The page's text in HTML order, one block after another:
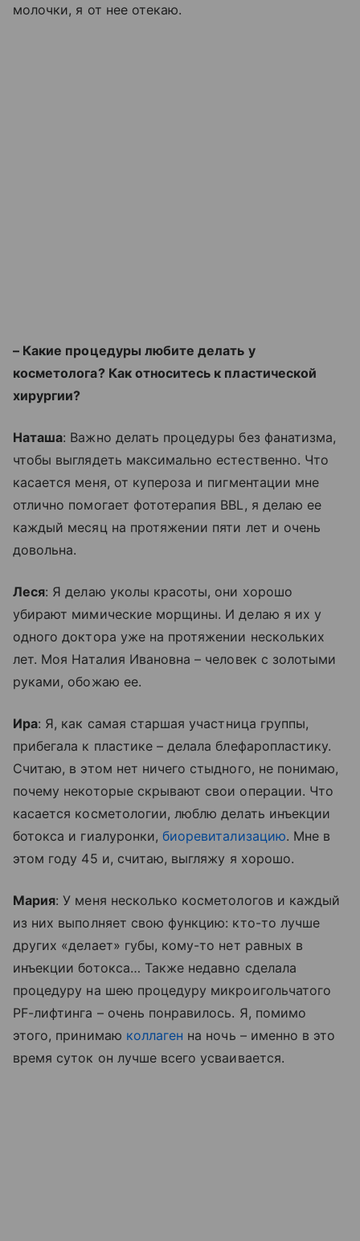
молочки, я от нее отекаю.
– Какие процедуры любите делать у
косметолога? Как относитесь к пластической
хирургии?
Наташа: Важно делать процедуры без фанатизма,
чтобы выглядеть максимально естественно. Что
касается меня, от купероза и пигментации мне
отлично помогает фототерапия BBL, я делаю ее
каждый месяц на протяжении пяти лет и очень
довольна.
Леся: Я делаю уколы красоты, они хорошо
убирают мимические морщины. И делаю я их у
одного доктора уже на протяжении нескольких
лет. Моя Наталия Ивановна – человек с золотыми
руками, обожаю ее.
Ира: Я, как самая старшая участница группы,
прибегала к пластике – делала блефаропластику.
Считаю, в этом нет ничего стыдного, не понимаю,
почему некоторые скрывают свои операции. Что
касается косметологии, люблю делать инъекции
ботокса и гиалуронки,биоревитализацию. Мне в
этом году 45 и, считаю, выгляжу я хорошо.
Мария: У меня несколько косметологов и каждый
из них выполняет свою функцию: кто-то лучше
других «делает» губы, кому-то нет равных в
инъекции ботокса… Также недавно сделала
процедуру на шею процедуру микроигольчатого
PF-лифтинга – очень понравилось. Я, помимо
этого, принимаю коллаген на ночь – именно в это
время суток он лучше всего усваивается.